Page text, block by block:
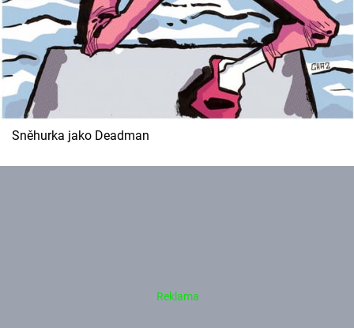
Sněhurka jako Deadman